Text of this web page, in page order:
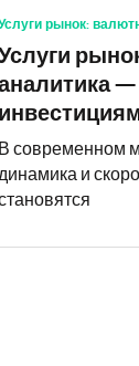
рынок:
В современном
и